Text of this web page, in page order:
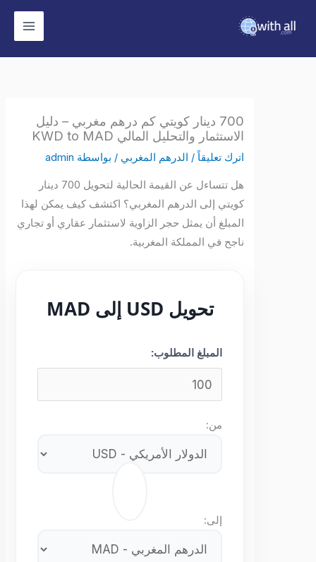
700 دينار كويتي كم درهم مغربي – دليل
الاستثمار والتحليل المالي KWD to MAD
اترك تعليقاً /الدرهم المغربي/ بواسطة admin
هل تتساءل عن القيمة الحالية لتحويل 700 دينار
كويتي إلى الدرهم المغربي؟ اكتشف كيف يمكن لهذا
المبلغ أن يمثل حجر الزاوية لاستثمار عقاري أو تجاري
ناجح في المملكة المغربية.
تحويل USD إلى MAD
المبلغ المطلوب: